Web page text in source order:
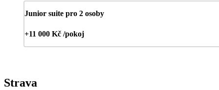
Junior suite pro 2 osoby
+11 000 Kč /pokoj
Strava